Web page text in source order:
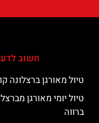
חשוב
טיול מאורגן ברצלונה
טיול יומי מאורגן
ברווה